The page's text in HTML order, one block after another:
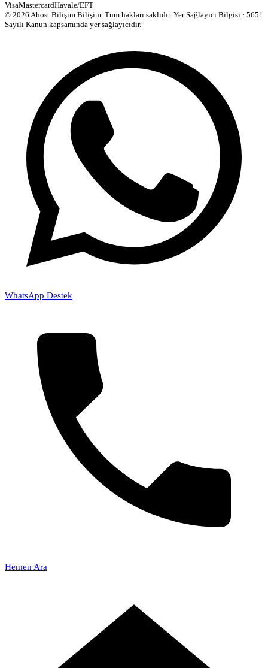
VisaMastercardHavale/EFT
© 2026 Ahost Bilişim Bilişim. Tüm hakları saklıdır. Yer Sağlayıcı Bilgisi · 5651
Sayılı Kanun kapsamında yer sağlayıcıdır.
WhatsApp Destek
Hemen Ara